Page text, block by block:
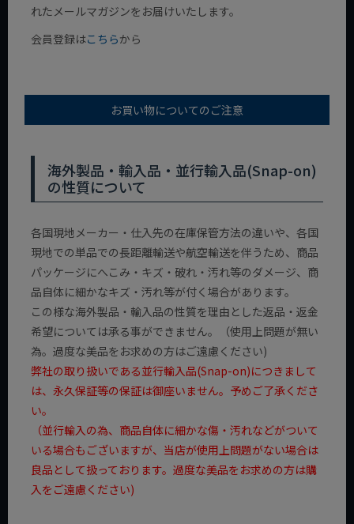
れたメールマガジンをお届けいたします。
会員登録はこちらから
お買い物についてのご注意
海外製品・輸入品・並行輸入品(Snap-on)
の性質について
各国現地メーカー・仕入先の在庫保管方法の違いや、各国
現地での単品での長距離輸送や航空輸送を伴うため、商品
パッケージにへこみ・キズ・破れ・汚れ等のダメージ、商
品自体に細かなキズ・汚れ等が付く場合があります。
この様な海外製品・輸入品の性質を理由とした返品・返金
希望については承る事ができません。（使用上問題が無い
為。過度な美品をお求めの方はご遠慮ください)
弊社の取り扱いである並行輸入品(Snap-on)につきまして
は、永久保証等の保証は御座いません。予めご了承くださ
い。
（並行輸入の為、商品自体に細かな傷・汚れなどがついて
いる場合もございますが、当店が使用上問題がない場合は
良品として扱っております。過度な美品をお求めの方は購
入をご遠慮ください)